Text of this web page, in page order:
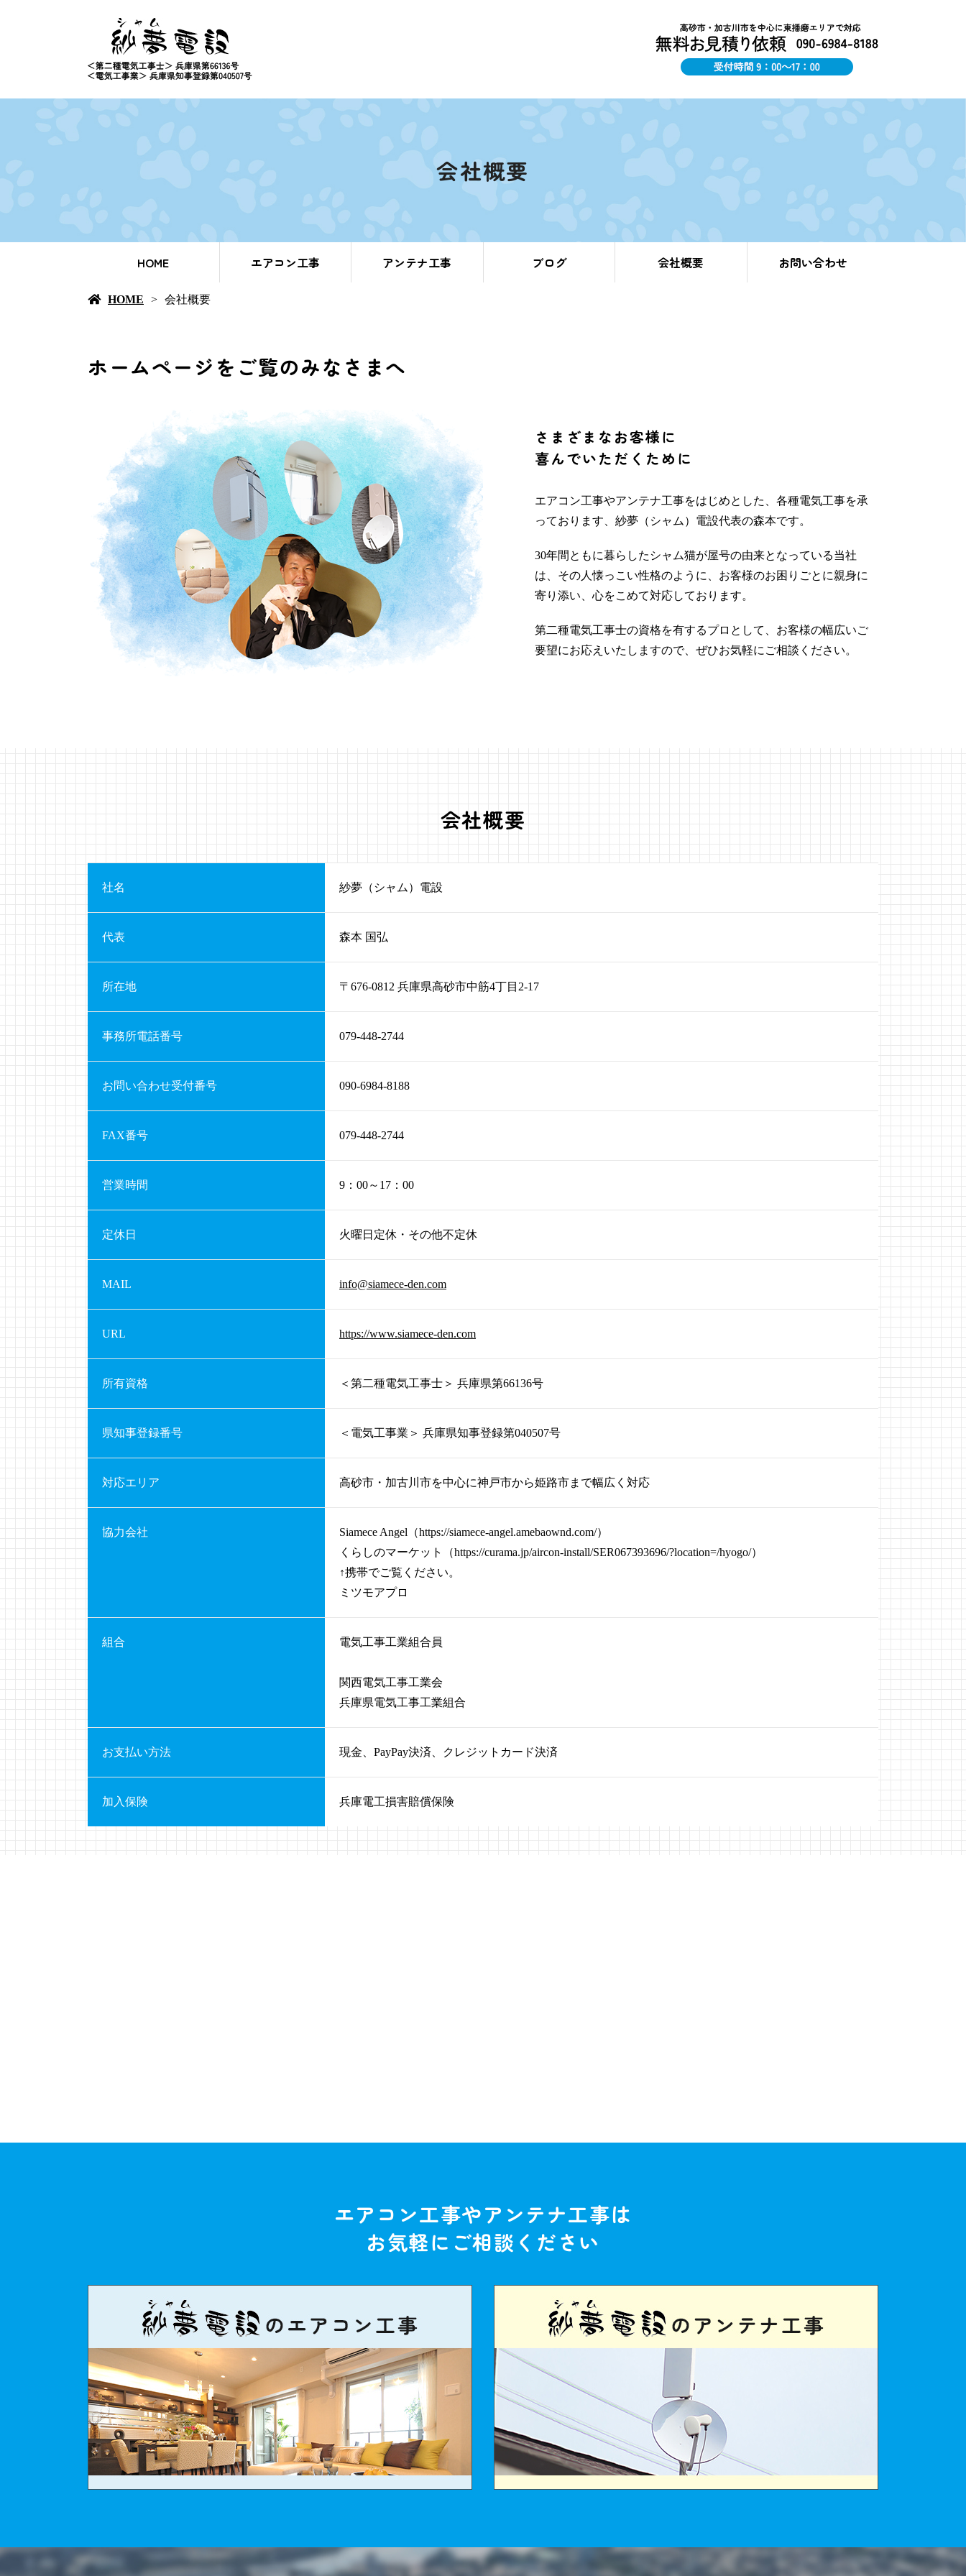
会社概要
HOME エアコン工事 アンテナ工事 ブログ 会社概要 お問い合わせ
HOME 会社概要
ホームページをご覧のみなさまへ
さまざまなお客様に
喜んでいただくために
エアコン工事やアンテナ工事をはじめとした、各種電気工事を承
っております、紗夢（シャム）電設代表の森本です。
30年間ともに暮らしたシャム猫が屋号の由来となっている当社
は、その人懐っこい性格のように、お客様のお困りごとに親身に
寄り添い、心をこめて対応しております。
第二種電気工事士の資格を有するプロとして、お客様の幅広いご
要望にお応えいたしますので、ぜひお気軽にご相談ください。
会社概要
社名 紗夢（シャム）電設
代表 森本 国弘
所在地 〒676-0812 兵庫県高砂市中筋4丁目2-17
事務所電話番号 079-448-2744
お問い合わせ受付番号 090-6984-8188
FAX番号 079-448-2744
営業時間 9：00～17：00
定休日 火曜日定休・その他不定休
MAIL info@siamece-den.com
URL https://www.siamece-den.com
所有資格 ＜第二種電気工事士＞ 兵庫県第66136号
県知事登録番号 ＜電気工事業＞ 兵庫県知事登録第040507号
対応エリア 高砂市・加古川市を中心に神戸市から姫路市まで幅広く対応
協力会社 Siamece Angel（https://siamece-angel.amebaownd.com/）
くらしのマーケット（https://curama.jp/aircon-install/SER067393696/?location=/hyogo/）
↑携帯でご覧ください。
ミツモアプロ
組合 電気工事工業組合員
関西電気工事工業会
兵庫県電気工事工業組合
お支払い方法 現金、PayPay決済、クレジットカード決済
加入保険 兵庫電工損害賠償保険
エアコン工事やアンテナ工事は
お気軽にご相談ください